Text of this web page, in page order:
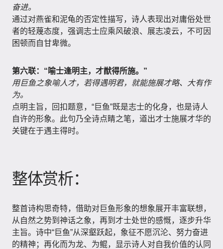
奋进。
通过对燕雀和泥龟的否定性描写，诗人表现出对庸俗处世
者的轻蔑态度，强调志士应乘风破浪、展志凌云，不可因
困顿而自甘卑微。
第六联：“喻士逢明主，才猷得所施。”
用巨鱼之象喻人才，若得遇明君，就能施展才略、大有作
为。
点明主旨，回扣题意，“巨鱼”既是志士的化身，也是诗人
自许的形象。此句乃全诗点睛之笔，道出才士施展才华的
关键在于遇主得时。
整体赏析：
整首诗构思奇特，借助对巨鱼形象的想象展开丰富联想，
从自然之势到神话之象，再到才士处世的感慨，逐步升华
主旨。诗中“巨鱼”从深壑跃起，象征不愿沉沦、努力奋进
的精神；再化而为龙、为鲲，显示诗人对自我价值的认同